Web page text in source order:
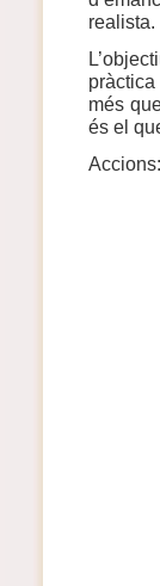
realista.
més
és el
Accions: